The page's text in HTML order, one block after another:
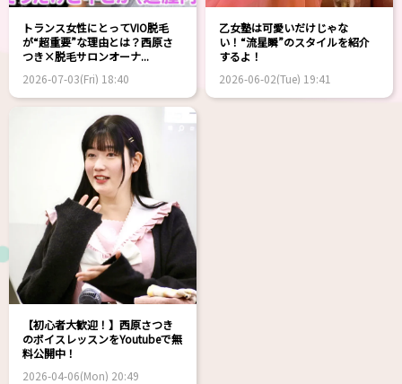
トランス女性にとってVIO脱毛
が“超重要”な理由とは？西原さ
つき×脱毛サロンオーナ...
2026-07-03(Fri) 18:40
乙女塾は可愛いだけじゃな
い！“流星瞬”のスタイルを紹介
するよ！
2026-06-02(Tue) 19:41
【初心者大歓迎！】西原さつき
のボイスレッスンをYoutubeで無
料公開中！
2026-04-06(Mon) 20:49